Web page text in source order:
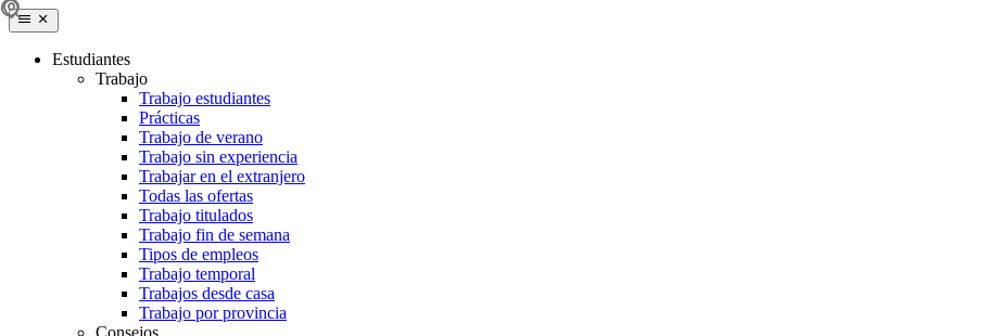
Estudiantes
Trabajo
Trabajo estudiantes
Prácticas
Trabajo de verano
Trabajo sin experiencia
Trabajar en el extranjero
Todas las ofertas
Trabajo titulados
Trabajo fin de semana
Tipos de empleos
Trabajo temporal
Trabajos desde casa
Trabajo por provincia
Consejos